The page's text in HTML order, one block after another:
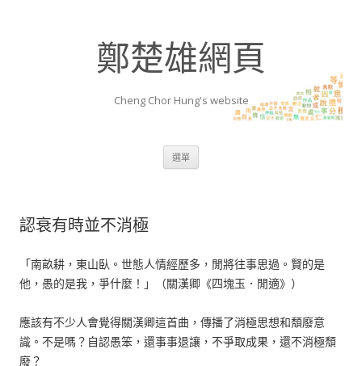
鄭楚雄網頁
Cheng Chor Hung's website
選單
認衰有時並不消極
「南畝耕，東山臥。世態人情經歷多，閒將往事思過。賢的是
他，愚的是我，爭什麼！」（關漢卿《四塊玉．閒適》）
應該有不少人會覺得關漢卿這首曲，傳播了消極思想和頽廢意
識。不是嗎？自認愚笨，還事事退讓，不爭取成果，還不消極頽
廢？